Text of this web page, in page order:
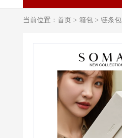
当前位置： 首页 > 箱包 > 链条包